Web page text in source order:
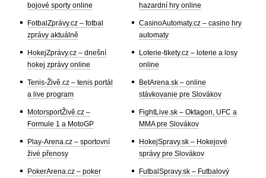
bojové sporty online
FotbalZprávy.cz – fotbal
zprávy aktuálně
HokejZprávy.cz – dnešní
hokej zprávy online
Tenis-Živě.cz – tenis portál
a live program
MotorsportŽivě.cz –
Formule 1 a MotoGP
Play-Arena.cz – sportovní
živé přenosy
PokerArena.cz – poker
hazardní hry online
CasinoAutomaty.cz – casino hry
automaty
Loterie-tikety.cz – loterie a losy
online
BetArena.sk – online
stávkovanie pre Slovákov
FightLive.sk – Oktagon, UFC a
MMA pre Slovákov
HokejSpravy.sk – Hokejové
správy pre Slovákov
FutbalSpravy.sk – Futbalový